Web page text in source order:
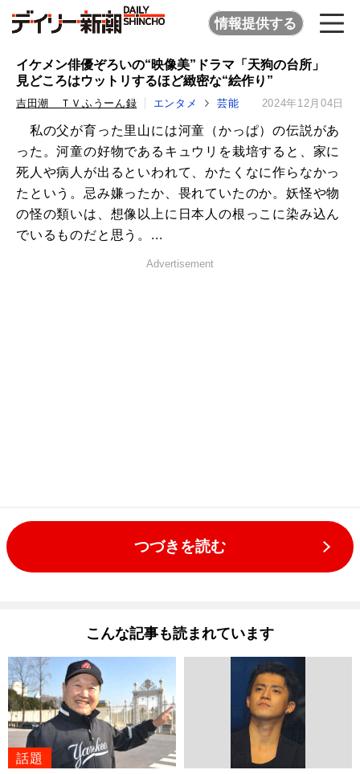
情報提供する
イケメン俳優ぞろいの“映像美”ドラマ「天狗の台所」
見どころはウットリするほど緻密な“絵作り”
吉田潮 ＴＶふうーん録 エンタメ 芸能 2024年12月04日
私の父が育った里山には河童（かっぱ）の伝説があ
った。河童の好物であるキュウリを栽培すると、家に
死人や病人が出るといわれて、かたくなに作らなかっ
たという。忌み嫌ったか、畏れていたのか。妖怪や物
の怪の類いは、想像以上に日本人の根っこに染み込ん
でいるものだと思う。...
Advertisement
つづきを読む
こんな記事も読まれています
話題